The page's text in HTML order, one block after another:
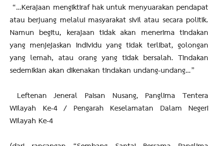
“…Kerajaan mengiktiraf hak untuk menyuarakan pendapat
atau berjuang melalui masyarakat sivil atau secara politik.
Namun begitu, kerajaan tidak akan menerima tindakan
yang menjejaskan individu yang tidak terlibat, golongan
yang lemah, atau orang yang tidak bersalah. Tindakan
sedemikian akan dikenakan tindakan undang-undang…”
Leftenan Jeneral Paisan Nusang, Panglima Tentera
Wilayah Ke-4 / Pengarah Keselamatan Dalam Negeri
Wilayah Ke-4